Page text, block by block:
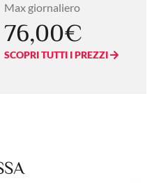
Max giornaliero
76,00€
SCOPRI TUTTI I PREZZI